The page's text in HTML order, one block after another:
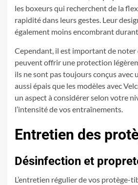
les boxeurs qui recherchent de la
rapidité dans leurs gestes. Leur
également moins encombrant
Cependant, il est important de noter
peuvent offrir une protection
ils ne sont pas toujours conçus avec
aussi épais que les modèles avec
un aspect à considérer selon votre
l’intensité de vos entraînements.
Entretien des
Désinfection et
L’entretien régulier de vos protège-